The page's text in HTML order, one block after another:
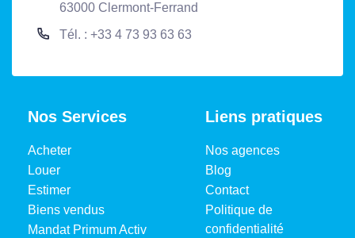
63000 Clermont-Ferrand
Tél. : +33 4 73 93 63 63
Nos Services
Acheter
Louer
Estimer
Biens vendus
Mandat Primum Activ
Liens pratiques
Nos agences
Blog
Contact
Politique de
confidentialité